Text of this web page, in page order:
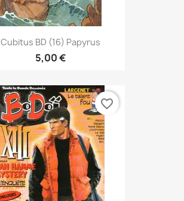
Cubitus BD (16) Papyrus
5,00 €
favorite_border